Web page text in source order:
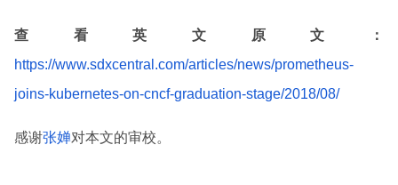
查看英文原文：
https://www.sdxcentral.com/articles/news/prometheus-
joins-kubernetes-on-cncf-graduation-stage/2018/08/
感谢张婵对本文的审校。